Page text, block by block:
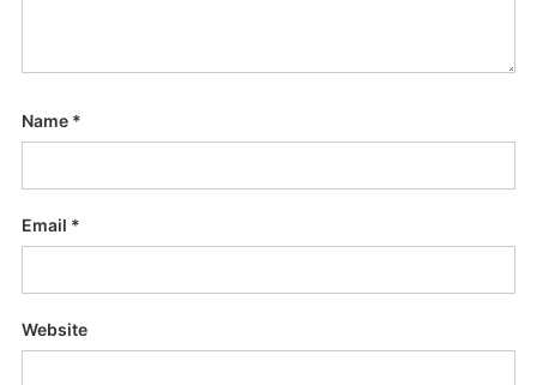
Name *
Email *
Website